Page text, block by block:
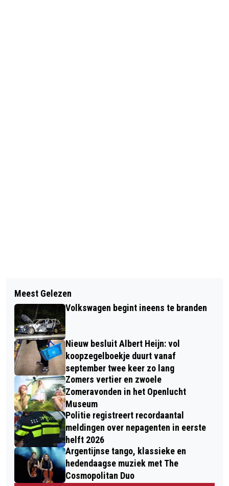
OUDEREN ONO EN RUMAH KITA
WANDELEN DE VIERDAAGSE
EXPOSITIE: ZUID-VELUWE, NATUUR,
KUNST EN ERFGOED
Meest Gelezen
Volkswagen begint ineens te branden
Nieuw besluit Albert Heijn: vol
koopzegelboekje duurt vanaf
september twee keer zo lang
Zomers vertier en zwoele
Zomeravonden in het Openlucht
Museum
Politie registreert recordaantal
meldingen over nepagenten in eerste
helft 2026
Argentijnse tango, klassieke en
hedendaagse muziek met The
Cosmopolitan Duo